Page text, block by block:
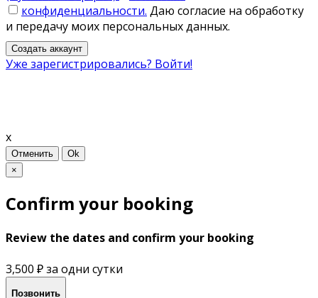
конфиденциальности. Даю согласие на обработку
и передачу моих персональных данных.
Создать аккаунт
Уже зарегистрировались? Войти!
x
Отменить
Ok
×
Confirm your booking
Review the dates and confirm your booking
3,500 ₽за одни сутки
Позвонить